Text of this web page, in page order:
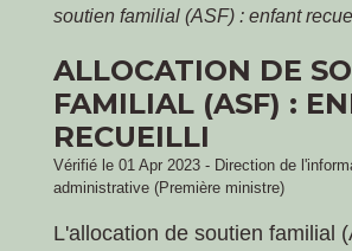
soutien familial (ASF) : enfant
ALLOCATION DE
FAMILIAL (ASF) :
RECUEILLI
Vérifié le 01 Apr 2023 - Direction de
administrative (Première ministre)
L'allocation de soutien familial